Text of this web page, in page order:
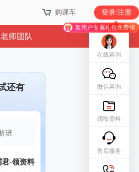
购课车 登录/注册
新用户专属礼包免费领
购课车 登录/注册
新用户专属礼包免费领
老师团队
还有
班
在线咨询
微信咨询
领取资料
售后服务